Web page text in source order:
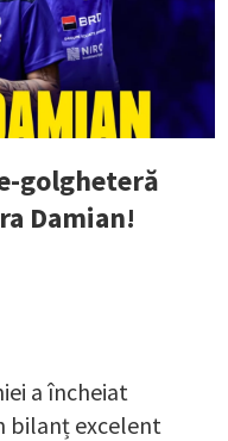
golgheteră
Damian!
a încheiat
bilanț excelent